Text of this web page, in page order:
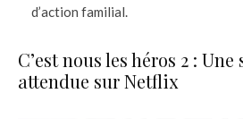
d’action familial.
C’est nous les héros 2 :
attendue sur Netflix